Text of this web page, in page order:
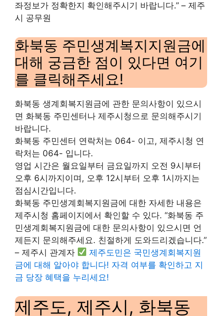
좌정보가 정확한지 확인해주시기 바랍니다.” – 제주
시 공무원
화북동 주민생계복지지원금에
대해 궁금한 점이 있다면 여기
를 클릭해주세요!
화북동 생계회복지원금에 관한 문의사항이 있으시
면 화북동 주민센터나 제주시청으로 문의해주시기
바랍니다.
화북동 주민센터 연락처는 064- 이고, 제주시청 연
락처는 064- 입니다.
영업 시간은 월요일부터 금요일까지 오전 9시부터
오후 6시까지이며, 오후 12시부터 오후 1시까지는
점심시간입니다.
화북동 주민생계회복지원금에 대한 자세한 내용은
제주시청 홈페이지에서 확인할 수 있다. “화북동 주
민생계회복지원금에 대한 문의사항이 있으시면 언
제든지 문의해주세요. 친절하게 도와드리겠습니다.”
– 제주시 관계자
제주도민은 국민생계회복지원
금에 대해 알아야 합니다! 자격 여부를 확인하고 지
금 당장 혜택을 누리세요!
제주도, 제주시, 화북동